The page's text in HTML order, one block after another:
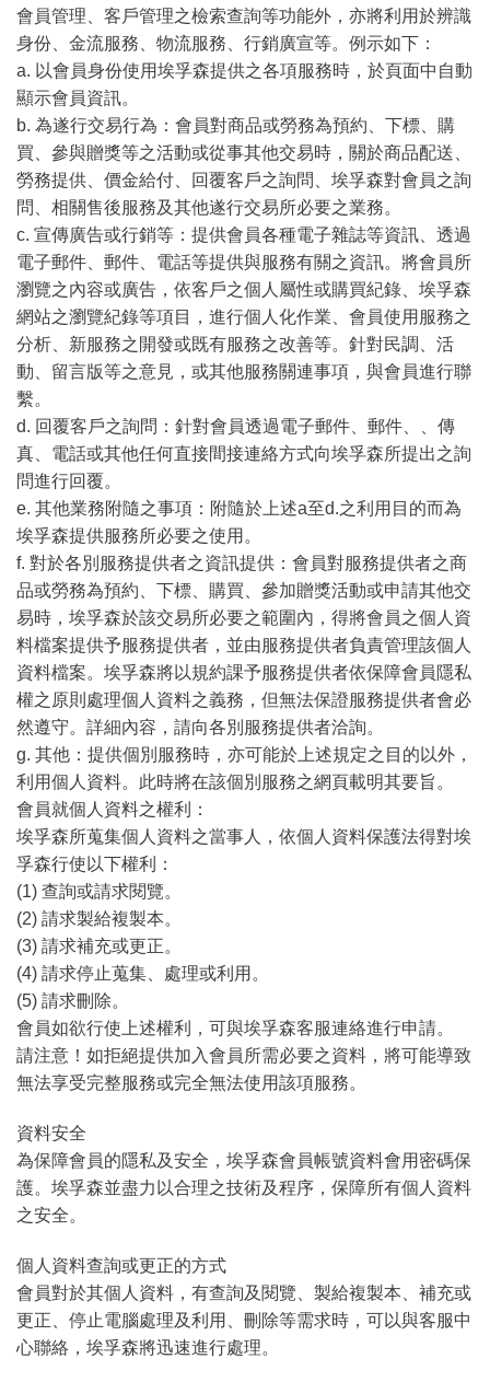
會員管理、客戶管理之檢索查詢等功能外，亦將利用於辨識
身份、金流服務、物流服務、行銷廣宣等。例示如下：
a. 以會員身份使用埃孚森提供之各項服務時，於頁面中自動
顯示會員資訊。
b. 為遂行交易行為：會員對商品或勞務為預約、下標、購
買、參與贈獎等之活動或從事其他交易時，關於商品配送、
勞務提供、價金給付、回覆客戶之詢問、埃孚森對會員之詢
問、相關售後服務及其他遂行交易所必要之業務。
c. 宣傳廣告或行銷等：提供會員各種電子雜誌等資訊、透過
電子郵件、郵件、電話等提供與服務有關之資訊。將會員所
瀏覽之內容或廣告，依客戶之個人屬性或購買紀錄、埃孚森
網站之瀏覽紀錄等項目，進行個人化作業、會員使用服務之
分析、新服務之開發或既有服務之改善等。針對民調、活
動、留言版等之意見，或其他服務關連事項，與會員進行聯
繫。
d. 回覆客戶之詢問：針對會員透過電子郵件、郵件、、傳
真、電話或其他任何直接間接連絡方式向埃孚森所提出之詢
問進行回覆。
e. 其他業務附隨之事項：附隨於上述a至d.之利用目的而為
埃孚森提供服務所必要之使用。
f. 對於各別服務提供者之資訊提供：會員對服務提供者之商
品或勞務為預約、下標、購買、參加贈獎活動或申請其他交
易時，埃孚森於該交易所必要之範圍內，得將會員之個人資
料檔案提供予服務提供者，並由服務提供者負責管理該個人
資料檔案。埃孚森將以規約課予服務提供者依保障會員隱私
權之原則處理個人資料之義務，但無法保證服務提供者會必
然遵守。詳細內容，請向各別服務提供者洽詢。
g. 其他：提供個別服務時，亦可能於上述規定之目的以外，
利用個人資料。此時將在該個別服務之網頁載明其要旨。
會員就個人資料之權利：
埃孚森所蒐集個人資料之當事人，依個人資料保護法得對埃
孚森行使以下權利：
(1) 查詢或請求閱覽。
(2) 請求製給複製本。
(3) 請求補充或更正。
(4) 請求停止蒐集、處理或利用。
(5) 請求刪除。
會員如欲行使上述權利，可與埃孚森客服連絡進行申請。
請注意！如拒絕提供加入會員所需必要之資料，將可能導致
無法享受完整服務或完全無法使用該項服務。
資料安全
為保障會員的隱私及安全，埃孚森會員帳號資料會用密碼保
護。埃孚森並盡力以合理之技術及程序，保障所有個人資料
之安全。
個人資料查詢或更正的方式
會員對於其個人資料，有查詢及閱覽、製給複製本、補充或
更正、停止電腦處理及利用、刪除等需求時，可以與客服中
心聯絡，埃孚森將迅速進行處理。